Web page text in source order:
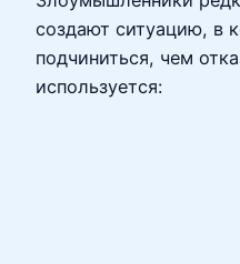
создают ситуацию, в
подчиниться, чем
используется: